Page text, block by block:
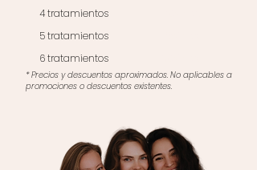
4 tratamientos
5 tratamientos
6 tratamientos
* Precios y descuentos aproximados. No aplicables a
promociones o descuentos existentes.